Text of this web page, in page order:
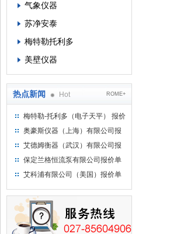
气象仪器
苏净安泰
梅特勒托利多
美壁仪器
热点新闻 Hot ROME+
梅特勒-托利多（电子天平） 报价
单
奥豪斯仪器（上海）有限公司报
价单
艾德姆衡器（武汉）有限公司报
价单
保定兰格恒流泵有限公司报价单
艾科浦有限公司（美国）报价单